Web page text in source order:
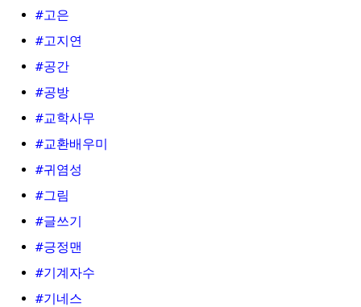
#고은
#고지연
#공간
#공방
#교학사무
#교환배우미
#귀염성
#그림
#글쓰기
#긍정맨
#기계자수
#기네스